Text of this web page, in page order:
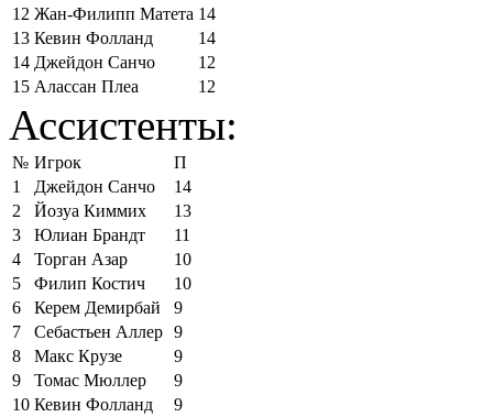
12 Жан-Филипп Матета 14
13 Кевин Фолланд
14
14 Джейдон Санчо
12
15 Алассан Плеа 12
Ассистенты:
№ Игрок
П
1
Джейдон Санчо
14
2
Йозуа Киммих
13
3
Юлиан Брандт
11
4
Торган Азар
10
5
Филип Костич
10
6
Керем Демирбай
9
7
Себастьен Аллер 9
8
Макс Крузе
9
9
Томас Мюллер
9
10 Кевин Фолланд
9